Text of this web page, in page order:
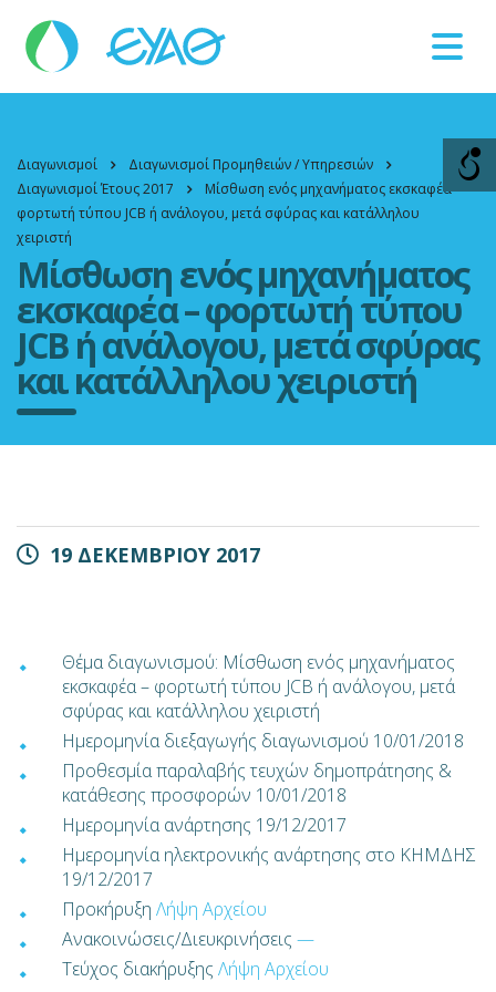
Διαγωνισμοί
Διαγωνισμοί Προμηθειών / Υπηρεσιών
Διαγωνισμοί Έτους 2017
Μίσθωση ενός μηχανήματος εκσκαφέα –
φορτωτή τύπου JCB ή ανάλογου, μετά σφύρας και κατάλληλου
χειριστή
Μίσθωση ενός μηχανήματος
εκσκαφέα – φορτωτή τύπου
JCB ή ανάλογου, μετά σφύρας
και κατάλληλου χειριστή
19 ΔΕΚΕΜΒΡΙΟΥ 2017
Θέμα διαγωνισμού: Μίσθωση ενός μηχανήματος
εκσκαφέα – φορτωτή τύπου JCB ή ανάλογου, μετά
σφύρας και κατάλληλου χειριστή
Ημερομηνία διεξαγωγής διαγωνισμού 10/01/2018
Προθεσμία παραλαβής τευχών δημοπράτησης &
κατάθεσης προσφορών 10/01/2018
Ημερομηνία ανάρτησης 19/12/2017
Ημερομηνία ηλεκτρονικής ανάρτησης στο ΚΗΜΔΗΣ
19/12/2017
Προκήρυξη Λήψη Αρχείου
Ανακοινώσεις/Διευκρινήσεις —
Τεύχος διακήρυξης Λήψη Αρχείου